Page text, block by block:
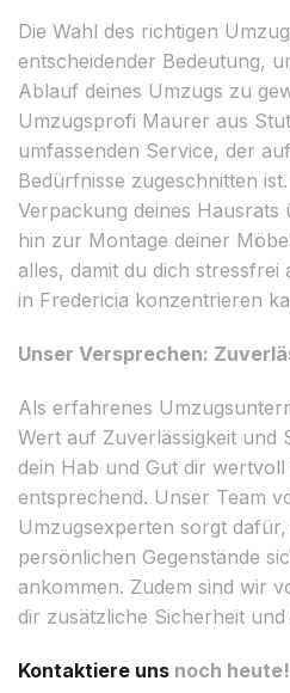
Die Wahl des richtigen
entscheidender Bedeutung,
Ablauf deines Umzugs zu
Umzugsprofi Maurer aus
umfassenden Service, der
Bedürfnisse zugeschnitten
Verpackung deines
hin zur Montage deiner
alles, damit du dich stressfrei
in Fredericia konzentrieren
Unser Versprechen:
Als erfahrenes
Wert auf Zuverlässigkeit und
dein Hab und Gut dir
entsprechend. Unser Team
Umzugsexperten sorgt
persönlichen Gegenstände
ankommen. Zudem sind wir
dir zusätzliche Sicherheit
Kontaktiere uns noch heute!